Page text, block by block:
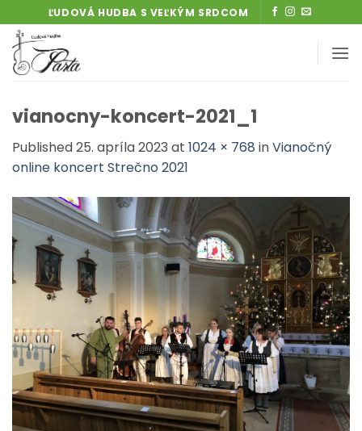
to
content
ĽUDOVÁ HUDBA S VEĽKÝM SRDCOM
vianocny-koncert-2021_1
Published25. apríla 2023 at 1024 × 768 inVianočný
online koncert Strečno 2021